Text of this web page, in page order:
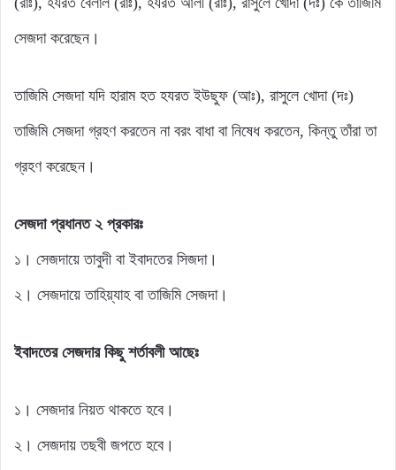
সেজদা করেছেন।
তাজিমি সেজদা যদি হারাম হত হযরত ইউছুফ (আঃ), রাসুলে খোদা (দঃ)
তাজিমি সেজদা গ্রহণ করতেন না বরং বাধা বা নিষেধ করতেন, কিন্তু তাঁরা তা
গ্রহণ করেছেন।
সেজদা প্রধানত ২ প্রকারঃ
১। সেজদায়ে তাবুদী বা ইবাদতের সিজদা।
২। সেজদায়ে তাহিয়্যাহ বা তাজিমি সেজদা।
ইবাদতের সেজদার কিছু শর্তাবলী আছেঃ
১। সেজদার নিয়ত থাকতে হবে।
২। সেজদায় তছবী জপতে হবে।